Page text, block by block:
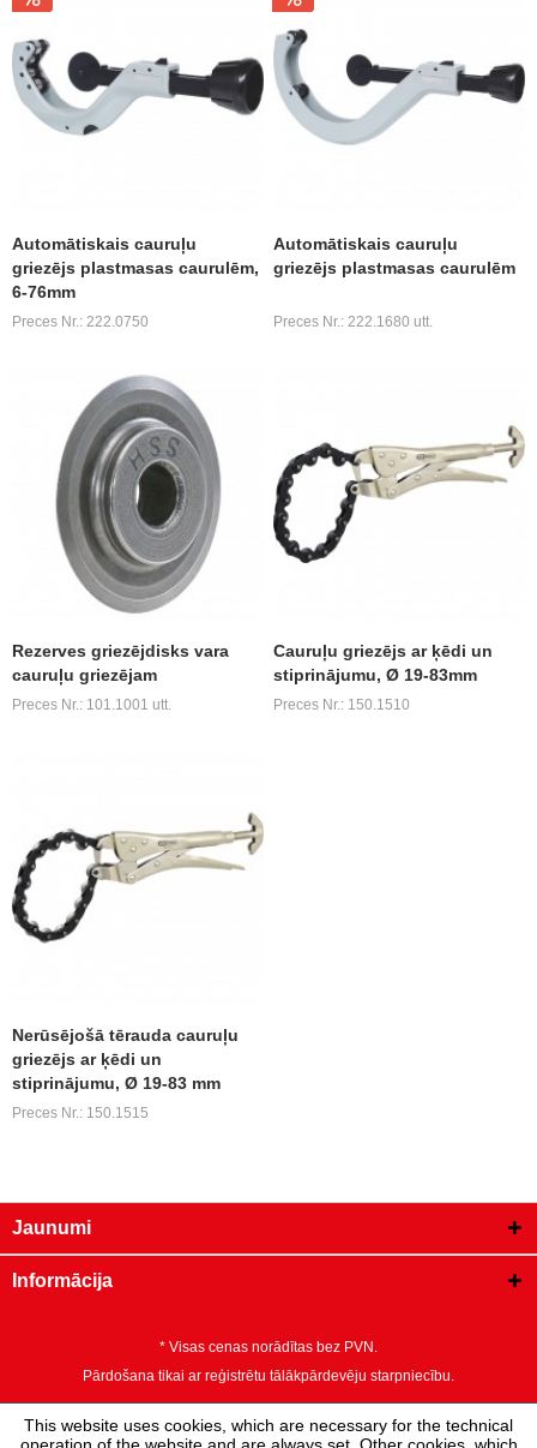
Automātiskais cauruļu
griezējs plastmasas caurulēm,
6-76mm
Preces Nr.: 222.0750
Automātiskais cauruļu
griezējs plastmasas caurulēm
Preces Nr.: 222.1680 utt.
Rezerves griezējdisks vara
cauruļu griezējam
Preces Nr.: 101.1001 utt.
Cauruļu griezējs ar ķēdi un
stiprinājumu, Ø 19-83mm
Preces Nr.: 150.1510
Nerūsējošā tērauda cauruļu
griezējs ar ķēdi un
stiprinājumu, Ø 19-83 mm
Preces Nr.: 150.1515
Jaunumi
Informācija
* Visas cenas norādītas bez PVN.
Pārdošana tikai ar reģistrētu tālākpārdevēju starpniecību.
This website uses cookies, which are necessary for the technical